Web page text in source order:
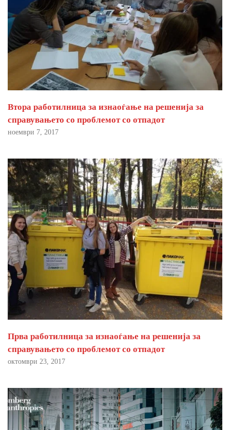
Втора работилница за изнаоѓање на решенија за
справувањето со проблемот со отпадот
ноември 7, 2017
Прва работилница за изнаоѓање на решенија за
справувањето со проблемот со отпадот
октомври 23, 2017